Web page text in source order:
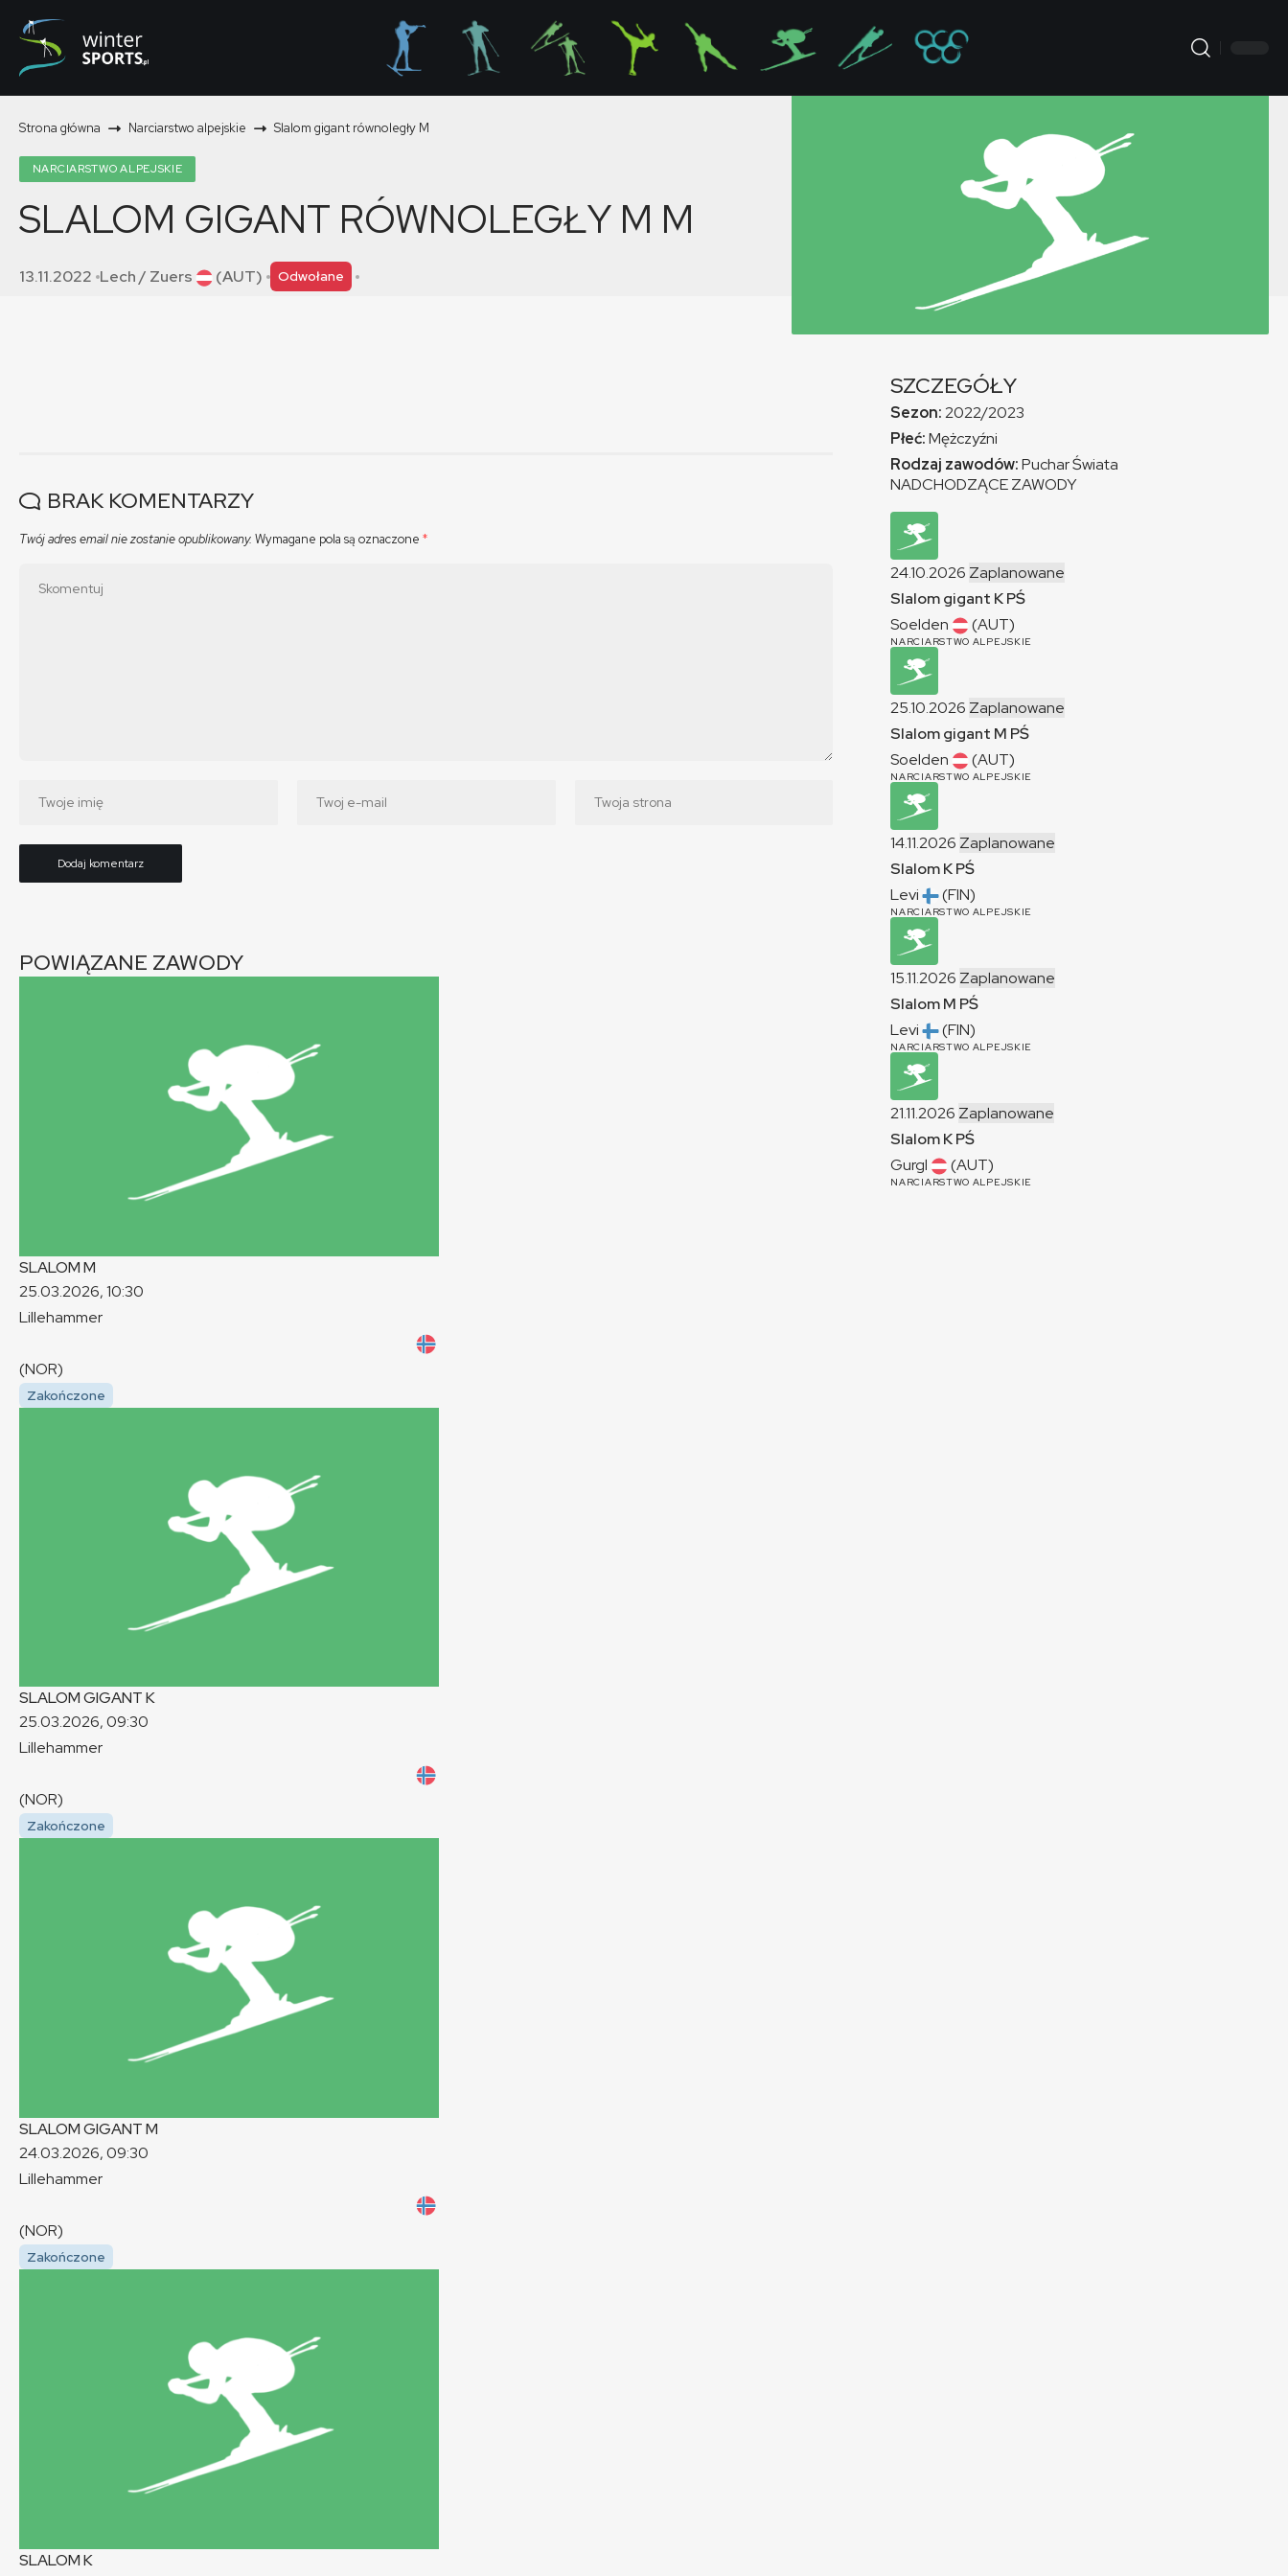
Strona główna Narciarstwo alpejskie Slalom gigant równoległy M
NARCIARSTWO ALPEJSKIE
SLALOM GIGANT RÓWNOLEGŁY M M
13.11.2022 Lech / Zuers (AUT) Odwołane
BRAK KOMENTARZY
Twój adres email nie zostanie opublikowany. Wymagane pola są oznaczone *
POWIĄZANE ZAWODY
SLALOMM
25.03.2026, 10:30
Lillehammer
(NOR)
Zakończone
SLALOM GIGANTK
25.03.2026, 09:30
Lillehammer
(NOR)
Zakończone
SLALOM GIGANTM
24.03.2026, 09:30
Lillehammer
(NOR)
Zakończone
SLALOMK
SZCZEGÓŁY
Sezon:2022/2023
Płeć:Mężczyźni
Rodzaj zawodów:Puchar Świata
NADCHODZĄCE ZAWODY
24.10.2026 Zaplanowane
Slalom gigant KPŚ
Soelden
(AUT)
NARCIARSTWO ALPEJSKIE
25.10.2026 Zaplanowane
Slalom gigant M PŚ
Soelden
(AUT)
NARCIARSTWO ALPEJSKIE
14.11.2026 Zaplanowane
SlalomKPŚ
Levi
(FIN)
NARCIARSTWO ALPEJSKIE
15.11.2026 Zaplanowane
SlalomM PŚ
Levi
(FIN)
NARCIARSTWO ALPEJSKIE
21.11.2026 Zaplanowane
SlalomKPŚ
Gurgl
(AUT)
NARCIARSTWO ALPEJSKIE